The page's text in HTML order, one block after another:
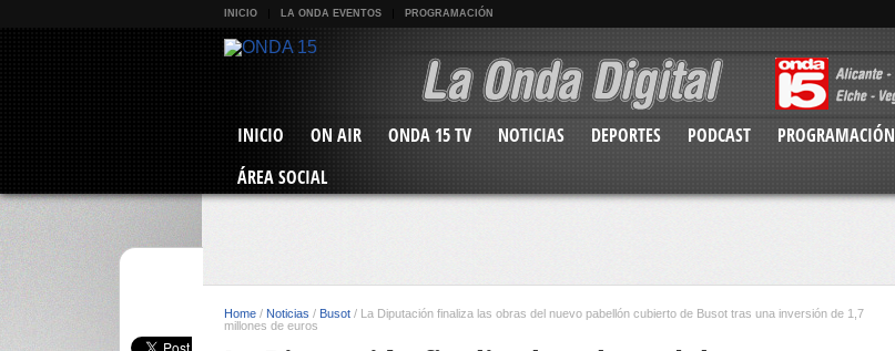
INICIO LA ONDA EVENTOS PROGRAMACIÓN
INICIO ON AIR ONDA 15 TV NOTICIAS DEPORTES PODCAST PROGRAMACIÓN
ÁREA SOCIAL
Home / Noticias / Busot / La Diputación finaliza las obras del nuevo pabellón cubierto de Busot tras una inversión de 1,7
millones de euros